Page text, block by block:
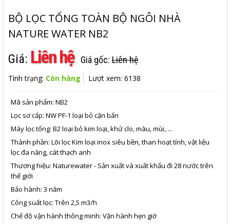
BỘ LỌC TỔNG TOÀN BỘ NGÔI NHÀ
NATURE WATER NB2
Giá: Liên hệ Giá gốc: Liên hệ
Tình trạng: Còn hàng Lượt xem: 6138
Mã sản phẩm: NB2
Lọc sơ cấp: NW PF-1 loại bỏ cặn bẩn
Máy lọc tổng: B2 loại bỏ kim loại, khử clo, màu, mùi, ...
Thành phần: Lõi lọc Kim loại inox siêu bền, than hoạt tính, vật liệu
lọc đa năng, cát thạch anh
Thương hiệu: Naturewater - Sản xuất và xuất khẩu đi 28 nước trên
thế giới
Bảo hành: 3 năm
Công suất lọc: Trên 2,5 m3/h
Chế độ vận hành thông minh: Vận hành hẹn giờ